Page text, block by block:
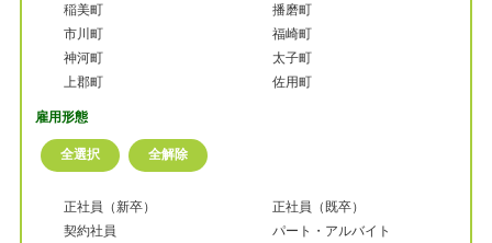
稲美町
播磨町
市川町
福崎町
神河町
太子町
上郡町
佐用町
雇用形態
正社員（新卒）
正社員（既卒）
契約社員
パート・アルバイト